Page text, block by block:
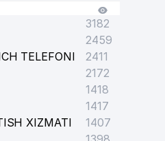
3182
2459
TELEFONI
2411
2172
1418
1417
XIZMATI
1407